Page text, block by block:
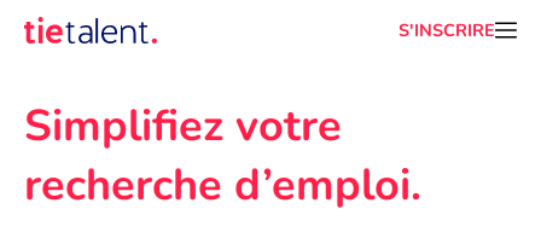
S'INSCRIRE
Simplifiez votre
recherche d’emploi.